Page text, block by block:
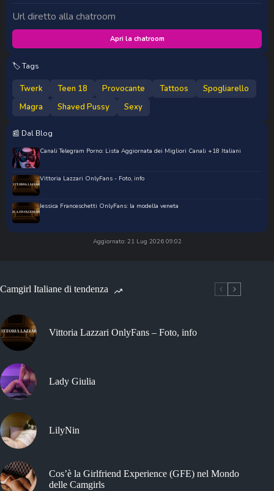
Url diretto alla chatroom
Apri la chatroom
🏷️ Tags
Twerk Teen 18 Provocante Tattoos
Spogliarello
Magra
Shaved Pussy Sexy
📰 Dal Blog
Canali Telegram Porno: Lista Aggiornata dei Migliori Canali +18 Italiani
Vittoria Lazzari OnlyFans - Foto, info
Jessica Franceschetti OnlyFans: la modella veneta
Aggiornato: 21 Lug 2026 09:02
Camgirl Italiane di tendenza
Vittoria Lazzari OnlyFans – Foto, info
Lady Giulia
LilyNin
Cos’è la Girlfriend Experience (GFE) nel Mondo
delle Camgirls